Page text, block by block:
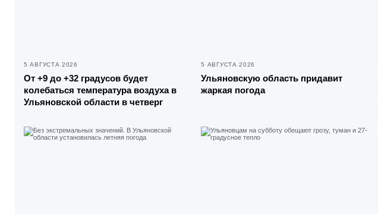
5 АВГУСТА 2026
От +9 до +32 градусов будет
колебаться температура воздуха в
Ульяновской области в четверг
5 АВГУСТА 2026
Ульяновскую область придавит
жаркая погода